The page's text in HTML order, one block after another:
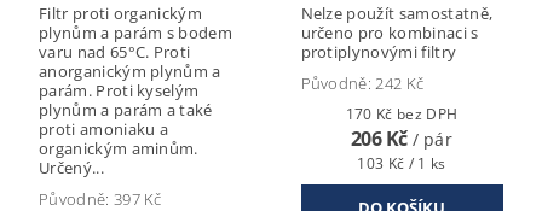
Filtr proti organickým
plynům a parám s bodem
varu nad 65°C. Proti
anorganickým plynům a
parám. Proti kyselým
plynům a parám a také
proti amoniaku a
organickým aminům.
Určený...
Původně: 397 Kč
Nelze použít samostatně,
určeno pro kombinaci s
protiplynovými filtry
Původně:242 Kč
170 Kč bez DPH
206 Kč / pár
103 Kč / 1 ks